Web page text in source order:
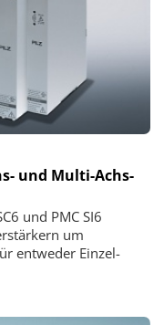
und Multi-Achs-
und PMC SI6
um
entweder Einzel-